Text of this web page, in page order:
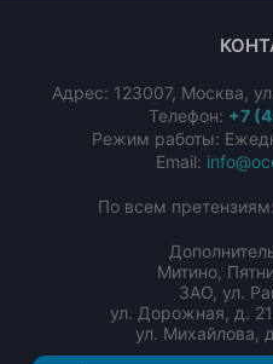
Адрес: 123007, Москва,
Телефон: +7
Режим работы:
Email:
По всем претензиям:
Митино,
ЗАО, ул.
ул. Дорожная, д.
ул. Михайлова,